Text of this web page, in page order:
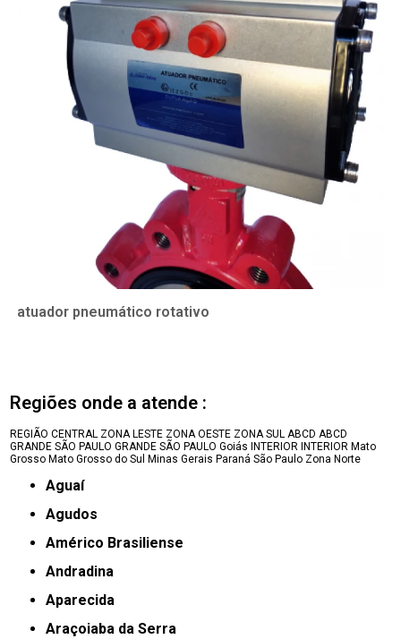
atuador pneumático rotativo
Regiões onde a atende :
REGIÃO CENTRAL ZONA LESTE ZONA OESTE ZONA SUL ABCD ABCD
GRANDE SÃO PAULO GRANDE SÃO PAULO Goiás INTERIOR INTERIOR Mato
Grosso Mato Grosso do Sul Minas Gerais Paraná São Paulo Zona Norte
Aguaí
Agudos
Américo Brasiliense
Andradina
Aparecida
Araçoiaba da Serra